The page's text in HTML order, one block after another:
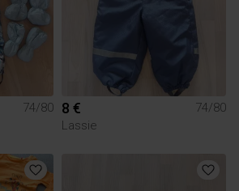
74/80
8 €
74/80
Lassie